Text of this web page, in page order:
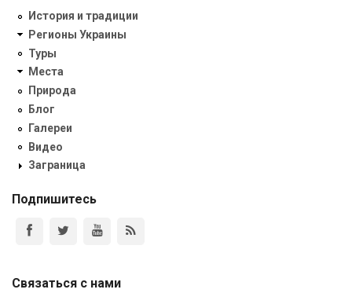
История и традиции
Регионы Украины
Туры
Места
Природа
Блог
Галереи
Видео
Заграница
Подпишитесь
Связаться с нами